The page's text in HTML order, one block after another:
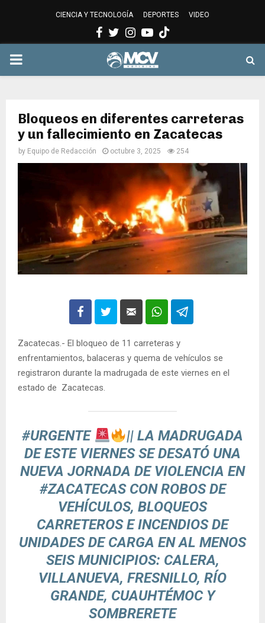
CIENCIA Y TECNOLOGÍA DEPORTES VIDEO
Facebook
Twitter
Instagram
Youtube
PRIMARY
Bloqueos en diferentes carreteras
y un fallecimiento en Zacatecas
by Equipo de Redacción octubre 3, 2025 254
Zacatecas.- El bloqueo de 11 carreteras y
enfrentamientos, balaceras y quema de vehículos se
registraron durante la madrugada de este viernes en el
estado de Zacatecas.
#URGENTE
|| LA MADRUGADA
DE ESTE VIERNES SE DESATÓ UNA
NUEVA JORNADA DE VIOLENCIA EN
#ZACATECASCON ROBOS DE
VEHÍCULOS, BLOQUEOS
CARRETEROS E INCENDIOS DE
UNIDADES DE CARGA EN AL MENOS
SEIS MUNICIPIOS: CALERA,
VILLANUEVA, FRESNILLO, RÍO
GRANDE, CUAUHTÉMOC Y
SOMBRERETE